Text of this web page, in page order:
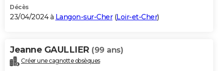
Décès
23/04/2024 à Langon-sur-Cher(Loir-et-Cher)
Jeanne GAULLIER (99 ans)
Créer une cagnotte obsèques